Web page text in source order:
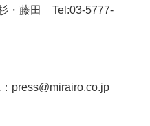
・藤田 Tel:03-5777-
press@mirairo.co.jp